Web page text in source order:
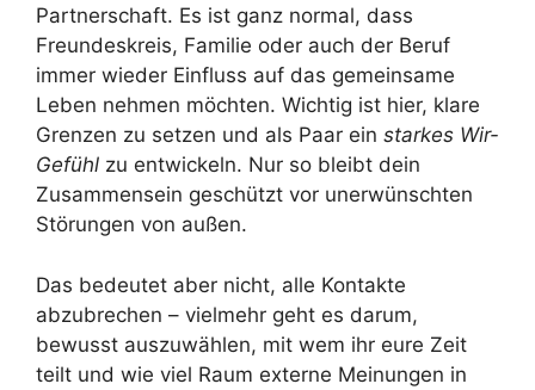
Partnerschaft. Es ist ganz normal, dass
Freundeskreis, Familie oder auch der Beruf
immer wieder Einfluss auf das gemeinsame
Leben nehmen möchten. Wichtig ist hier, klare
Grenzen zu setzen und als Paar ein starkes Wir-
Gefühl zu entwickeln. Nur so bleibt dein
Zusammensein geschützt vor unerwünschten
Störungen von außen.
Das bedeutet aber nicht, alle Kontakte
abzubrechen – vielmehr geht es darum,
bewusst auszuwählen, mit wem ihr eure Zeit
teilt und wie viel Raum externe Meinungen in